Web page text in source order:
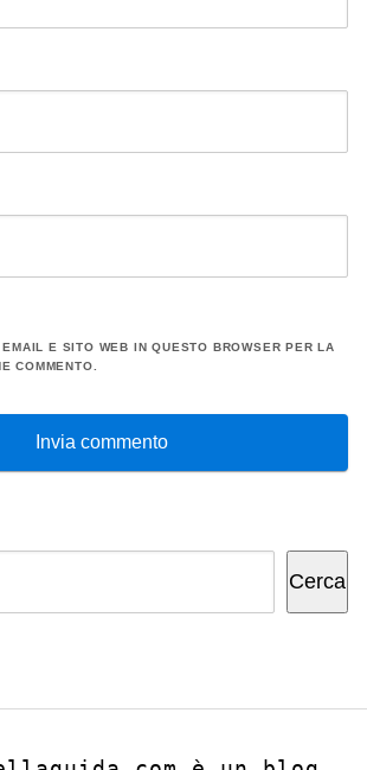
E SITO WEB IN QUESTO BROWSER PER LA
COMMENTO.
Cerca